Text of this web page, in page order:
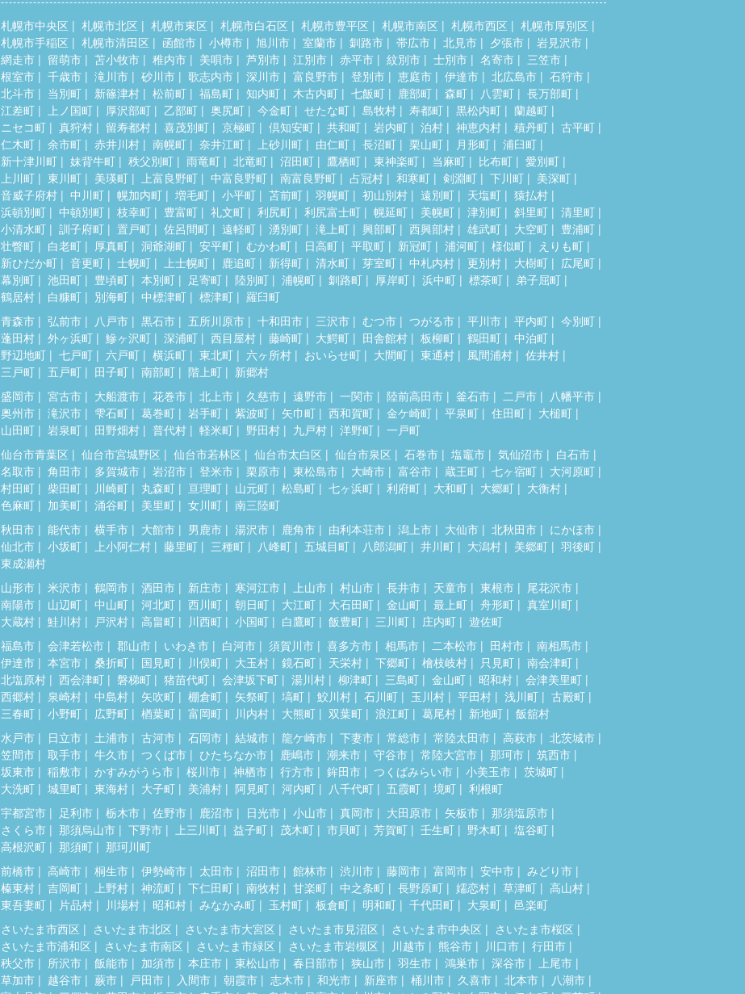
札幌市中央区 札幌市北区 札幌市東区 札幌市白石区 札幌市豊平区 札幌市南区 札幌市西区
札幌市厚別区
札幌市手稲区
札幌市清田区 函館市 小樽市 旭川市 室蘭市 釧路市 帯広市 北見市 夕張市
岩見沢市
網走市
留萌市 苫小牧市 稚内市 美唄市 芦別市 江別市 赤平市 紋別市 士別市 名寄市
三笠市
根室市
千歳市 滝川市 砂川市 歌志内市 深川市 富良野市 登別市 恵庭市 伊達市 北広島市
石狩市
北斗市
当別町 新篠津村 松前町 福島町 知内町 木古内町 七飯町 鹿部町 森町 八雲町
長万部町
江差町
上ノ国町 厚沢部町 乙部町 奥尻町 今金町 せたな町 島牧村 寿都町 黒松内町
蘭越町
ニセコ町
真狩村 留寿都村 喜茂別町 京極町 倶知安町 共和町 岩内町 泊村 神恵内村 積丹町
古平町
仁木町
余市町 赤井川村 南幌町 奈井江町 上砂川町 由仁町 長沼町 栗山町 月形町
浦臼町
新十津川町
妹背牛町 秩父別町 雨竜町 北竜町 沼田町 鷹栖町 東神楽町 当麻町 比布町
愛別町
上川町
東川町 美瑛町 上富良野町 中富良野町 南富良野町 占冠村 和寒町 剣淵町 下川町
美深町
音威子府村
中川町 幌加内町 増毛町 小平町 苫前町 羽幌町 初山別村 遠別町 天塩町
猿払村
浜頓別町
中頓別町 枝幸町 豊富町 礼文町 利尻町 利尻富士町 幌延町 美幌町 津別町 斜里町
清里町
小清水町
訓子府町 置戸町 佐呂間町 遠軽町 湧別町 滝上町 興部町 西興部村 雄武町 大空町
豊浦町
壮瞥町
白老町 厚真町 洞爺湖町 安平町 むかわ町 日高町 平取町 新冠町 浦河町 様似町
えりも町
新ひだか町
音更町 士幌町 上士幌町 鹿追町 新得町 清水町 芽室町 中札内村 更別村 大樹町
広尾町
幕別町
池田町 豊頃町 本別町 足寄町 陸別町 浦幌町 釧路町 厚岸町 浜中町 標茶町
弟子屈町
鶴居村
白糠町 別海町 中標津町 標津町 羅臼町
青森市 弘前市 八戸市 黒石市 五所川原市 十和田市 三沢市 むつ市 つがる市 平川市 平内町
今別町
蓬田村
外ヶ浜町 鰺ヶ沢町 深浦町 西目屋村 藤崎町 大鰐町 田舎館村 板柳町 鶴田町
中泊町
野辺地町
七戸町 六戸町 横浜町 東北町 六ヶ所村 おいらせ町 大間町 東通村 風間浦村
佐井村
三戸町
五戸町 田子町 南部町 階上町 新郷村
盛岡市 宮古市 大船渡市 花巻市 北上市 久慈市 遠野市 一関市 陸前高田市 釜石市 二戸市
八幡平市
奥州市
滝沢市 雫石町 葛巻町 岩手町 紫波町 矢巾町 西和賀町 金ケ崎町 平泉町 住田町
大槌町
山田町
岩泉町 田野畑村 普代村 軽米町 野田村 九戸村 洋野町 一戸町
仙台市青葉区 仙台市宮城野区 仙台市若林区 仙台市太白区 仙台市泉区 石巻市 塩竈市 気仙沼市
白石市
名取市
角田市 多賀城市 岩沼市 登米市 栗原市 東松島市 大崎市 富谷市 蔵王町 七ヶ宿町
大河原町
村田町
柴田町 川崎町 丸森町 亘理町 山元町 松島町 七ヶ浜町 利府町 大和町 大郷町
大衡村
色麻町
加美町 涌谷町 美里町 女川町 南三陸町
秋田市 能代市 横手市 大館市 男鹿市 湯沢市 鹿角市 由利本荘市 潟上市 大仙市 北秋田市
にかほ市
仙北市
小坂町 上小阿仁村 藤里町 三種町 八峰町 五城目町 八郎潟町 井川町 大潟村 美郷町
羽後町
東成瀬村
山形市 米沢市 鶴岡市 酒田市 新庄市 寒河江市 上山市 村山市 長井市 天童市 東根市
尾花沢市
南陽市
山辺町 中山町 河北町 西川町 朝日町 大江町 大石田町 金山町 最上町 舟形町
真室川町
大蔵村
鮭川村 戸沢村 高畠町 川西町 小国町 白鷹町 飯豊町 三川町 庄内町 遊佐町
福島市 会津若松市 郡山市 いわき市 白河市 須賀川市 喜多方市 相馬市 二本松市 田村市
南相馬市
伊達市
本宮市 桑折町 国見町 川俣町 大玉村 鏡石町 天栄村 下郷町 檜枝岐村 只見町
南会津町
北塩原村
西会津町 磐梯町 猪苗代町 会津坂下町 湯川村 柳津町 三島町 金山町 昭和村
会津美里町
西郷村
泉崎村 中島村 矢吹町 棚倉町 矢祭町 塙町 鮫川村 石川町 玉川村 平田村 浅川町
古殿町
三春町
小野町 広野町 楢葉町 富岡町 川内村 大熊町 双葉町 浪江町 葛尾村 新地町 飯舘村
水戸市 日立市 土浦市 古河市 石岡市 結城市 龍ケ崎市 下妻市 常総市 常陸太田市 高萩市
北茨城市
笠間市
取手市 牛久市 つくば市 ひたちなか市 鹿嶋市 潮来市 守谷市 常陸大宮市 那珂市
筑西市
坂東市
稲敷市 かすみがうら市 桜川市 神栖市 行方市 鉾田市 つくばみらい市 小美玉市
茨城町
大洗町
城里町 東海村 大子町 美浦村 阿見町 河内町 八千代町 五霞町 境町 利根町
宇都宮市 足利市 栃木市 佐野市 鹿沼市 日光市 小山市 真岡市 大田原市 矢板市
那須塩原市
さくら市
那須烏山市 下野市 上三川町 益子町 茂木町 市貝町 芳賀町 壬生町 野木町
塩谷町
高根沢町
那須町 那珂川町
前橋市 高崎市 桐生市 伊勢崎市 太田市 沼田市 館林市 渋川市 藤岡市 富岡市 安中市
みどり市
榛東村
吉岡町 上野村 神流町 下仁田町 南牧村 甘楽町 中之条町 長野原町 嬬恋村 草津町
高山村
東吾妻町
片品村 川場村 昭和村 みなかみ町 玉村町 板倉町 明和町 千代田町 大泉町 邑楽町
さいたま市西区 さいたま市北区 さいたま市大宮区 さいたま市見沼区 さいたま市中央区
さいたま市桜区
さいたま市浦和区
さいたま市南区 さいたま市緑区 さいたま市岩槻区 川越市 熊谷市 川口市
行田市
秩父市
所沢市 飯能市 加須市 本庄市 東松山市 春日部市 狭山市 羽生市 鴻巣市 深谷市
上尾市
草加市
越谷市 蕨市 戸田市 入間市 朝霞市 志木市 和光市 新座市 桶川市 久喜市 北本市
八潮市